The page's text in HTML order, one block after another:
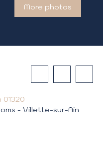
More photos
- Villette-sur-Ain